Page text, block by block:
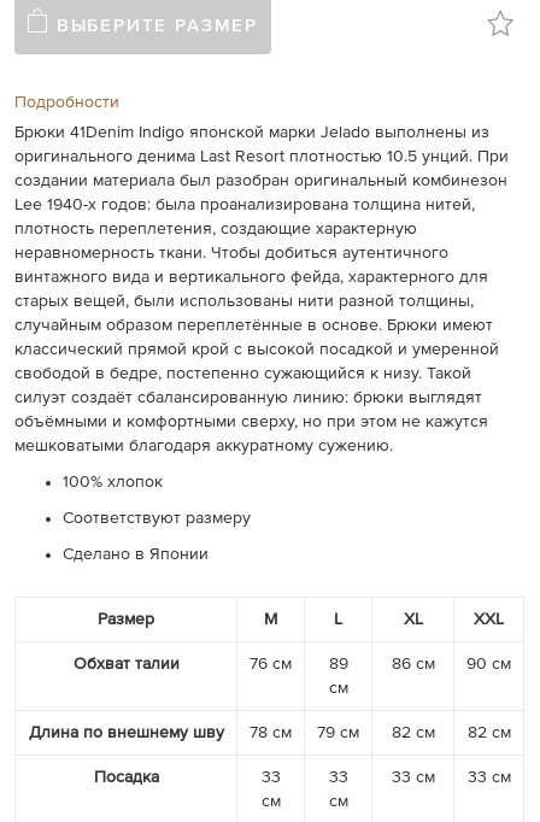
ВЫБЕРИТЕ РАЗМЕР
Подробности
Брюки 41Denim Indigo японской марки Jelado выполнены из
оригинального денима Last Resort плотностью 10.5 унций. При
создании материала был разобран оригинальный комбинезон
Lee 1940-х годов: была проанализирована толщина нитей,
плотность переплетения, создающие характерную
неравномерность ткани. Чтобы добиться аутентичного
винтажного вида и вертикального фейда, характерного для
старых вещей, были использованы нити разной толщины,
случайным образом переплетённые в основе. Брюки имеют
классический прямой крой с высокой посадкой и умеренной
свободой в бедре, постепенно сужающийся к низу. Такой
силуэт создаёт сбалансированную линию: брюки выглядят
объёмными и комфортными сверху, но при этом не кажутся
мешковатыми благодаря аккуратному сужению.
100% хлопок
Соответствуют размеру
Сделано в Японии
Размер M L XL XXL
Обхват талии 76 см
89
см
86 см 90 см
Длина по внешнему шву 78 см 79 см 82 см 82 см
Посадка
33
см
33
см
33 см 33 см